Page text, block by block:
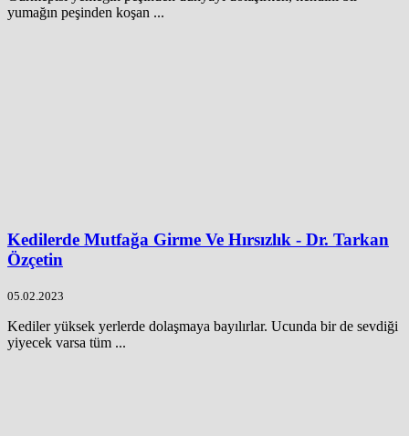
yumağın peşinden koşan ...
Kedilerde Mutfağa Girme Ve Hırsızlık - Dr. Tarkan
Özçetin
05.02.2023
Kediler yüksek yerlerde dolaşmaya bayılırlar. Ucunda bir de sevdiği
yiyecek varsa tüm ...